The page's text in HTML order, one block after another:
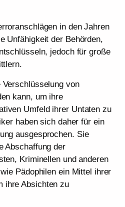
in den Jahren
Unfähigkeit der Behörden,
jedoch für große
von
kann, um ihre
Umfeld ihrer Untaten zu
haben sich daher für ein
ausgesprochen. Sie
Abschaffung der
Kriminellen und anderen
Pädophilen ein Mittel ihrer
ihre Absichten zu